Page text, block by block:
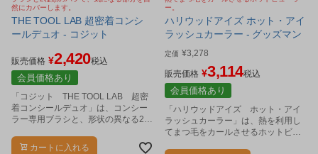
然にカバーします。
THE TOOL LAB 超密着コンシ
ールデュオ - コジット
販売価格 ¥2,420税込
会員価格あり
「コジット THE TOOL LAB 超密
着コンシールデュオ」は、コンシー
ラー専用ブラシと、形状の異なる2種
点セットです。
カートに入れる
ー。
ハリウッドアイズ ホット・アイ
ラッシュカーラー - グッズマン
定価 ¥3,278
販売価格 ¥3,114税込
会員価格あり
「ハリウッドアイズ ホット・アイ
ラッシュカーラー」は、熱を利用し
てまつ毛をカールさせるホットビュ